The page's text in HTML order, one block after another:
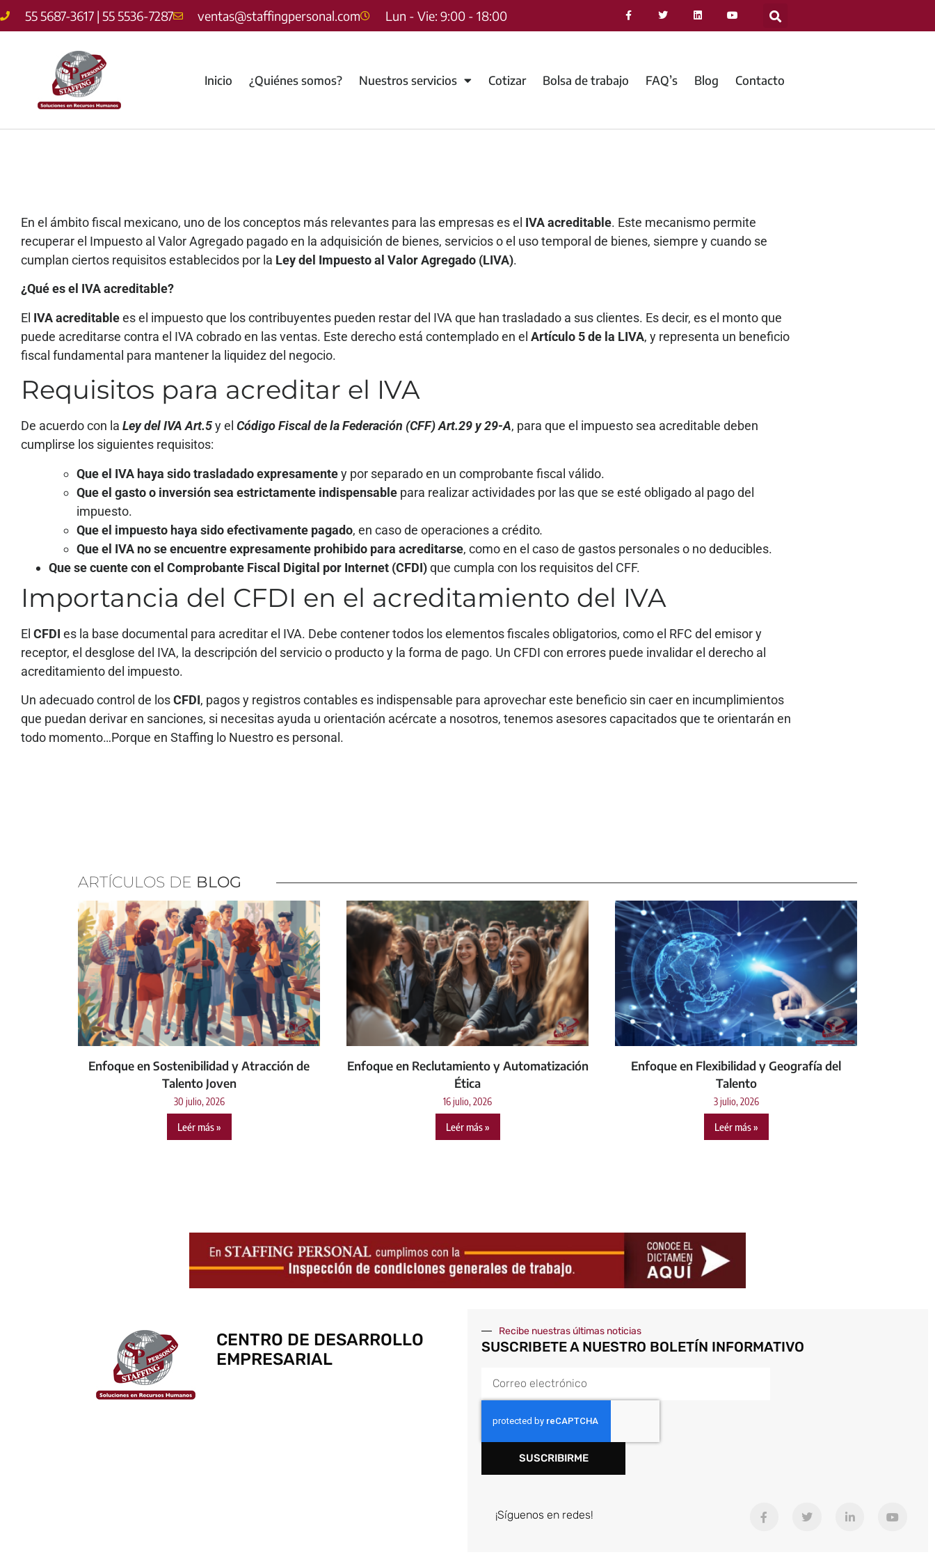
55 5687-3617 | 55 5536-7287 ventas@staffingpersonal.com Lun - Vie: 9:00 - 18:00
Inicio ¿Quiénes somos? Nuestros servicios Cotizar Bolsa de trabajo FAQ’s Blog Contacto
En el ámbito fiscal mexicano, uno de los conceptos más relevantes para las empresas es el IVA acreditable. Este mecanismo permite
recuperar el Impuesto al Valor Agregado pagado en la adquisición de bienes, servicios o el uso temporal de bienes, siempre y cuando se
cumplan ciertos requisitos establecidos por la Ley del Impuesto al Valor Agregado (LIVA).
¿Qué es el IVA acreditable?
El IVA acreditablees el impuesto que los contribuyentes pueden restar del IVA que han trasladado a sus clientes. Es decir, es el monto que
puede acreditarse contra el IVA cobrado en las ventas. Este derecho está contemplado en el Artículo 5 de la LIVA, y representa un beneficio
fiscal fundamental para mantener la liquidez del negocio.
Requisitos para acreditar el IVA
De acuerdo con la Ley del IVA Art.5y el Código Fiscal de la Federación (CFF) Art.29 y 29-A, para que el impuesto sea acreditable deben
cumplirse los siguientes requisitos:
Que el IVA haya sido trasladado expresamentey por separado en un comprobante fiscal válido.
Que el gasto o inversión sea estrictamente indispensable para realizar actividades por las que se esté obligado al pago del
impuesto.
Que el impuesto haya sido efectivamente pagado, en caso de operaciones a crédito.
Que el IVA no se encuentre expresamente prohibido para acreditarse, como en el caso de gastos personales o no deducibles.
Que se cuente con el Comprobante Fiscal Digital por Internet (CFDI)que cumpla con los requisitos del CFF.
Importancia del CFDI en el acreditamiento del IVA
El CFDI es la base documental para acreditar el IVA. Debe contener todos los elementos fiscales obligatorios, como el RFC del emisor y
receptor, el desglose del IVA, la descripción del servicio o producto y la forma de pago. Un CFDI con errores puede invalidar el derecho al
acreditamiento del impuesto.
Un adecuado control de losCFDI, pagos y registros contables es indispensable para aprovechar este beneficio sin caer en incumplimientos
que puedan derivar en sanciones, si necesitas ayuda u orientación acércate a nosotros, tenemos asesores capacitados que te orientarán en
todo momento…Porque en Staffing lo Nuestro es personal.
ARTÍCULOS DE BLOG
Enfoque en Sostenibilidad y Atracción de
Talento Joven
30 julio, 2026
Leér más »
Enfoque en Reclutamiento y Automatización
Ética
16 julio, 2026
Leér más »
Enfoque en Flexibilidad y Geografía del
Talento
3 julio, 2026
Leér más »
CENTRO DE DESARROLLO
EMPRESARIAL
Recibe nuestras últimas noticias
SUSCRIBETE A NUESTRO BOLETÍN INFORMATIVO
SUSCRIBIRME
¡Síguenos en redes!